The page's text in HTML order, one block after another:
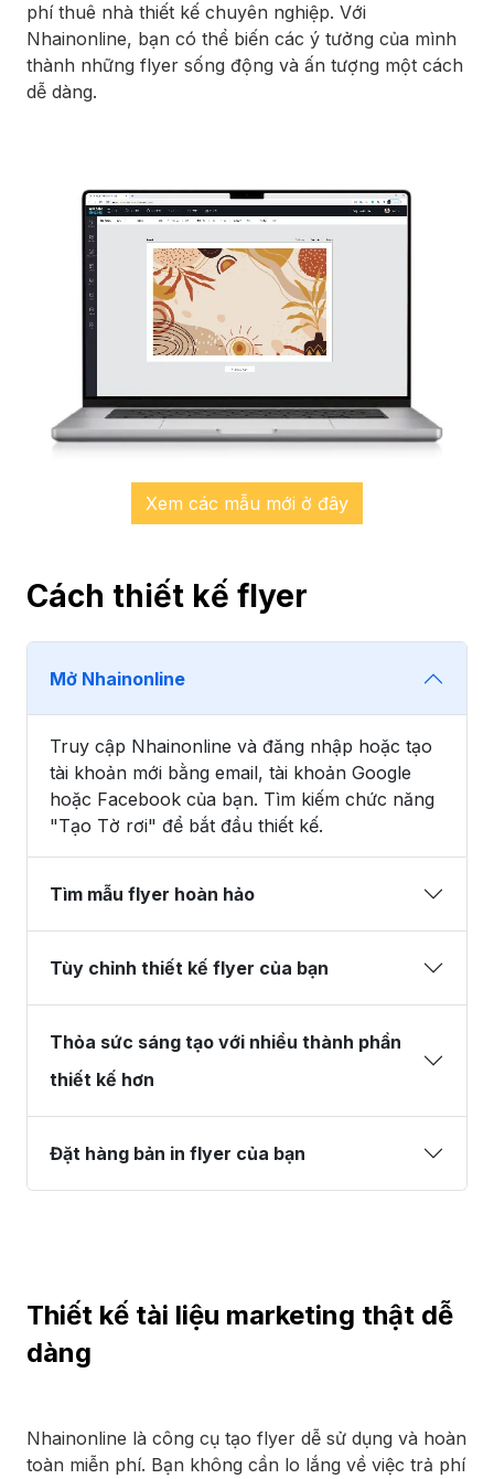
phí thuê nhà thiết kế chuyên nghiệp. Với
Nhainonline, bạn có thể biến các ý tưởng của mình
thành những flyer sống động và ấn tượng một cách
dễ dàng.
Xem các mẫu mới ở đây
Cách thiết kế flyer
Mở Nhainonline
Truy cập Nhainonline và đăng nhập hoặc tạo
tài khoản mới bằng email, tài khoản Google
hoặc Facebook của bạn. Tìm kiếm chức năng
"Tạo Tờ rơi" để bắt đầu thiết kế.
Tìm mẫu flyer hoàn hảo
Tùy chỉnh thiết kế flyer của bạn
Thỏa sức sáng tạo với nhiều thành phần
thiết kế hơn
Đặt hàng bản in flyer của bạn
Thiết kế tài liệu marketing thật dễ
dàng
Nhainonline là công cụ tạo flyer dễ sử dụng và hoàn
toàn miễn phí. Bạn không cần lo lắng về việc trả phí